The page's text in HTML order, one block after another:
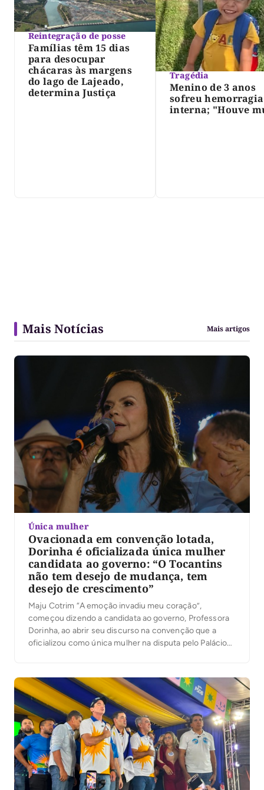
Reintegração de posse
Famílias têm 15 dias
para desocupar
chácaras às margens
do lago de Lajeado,
determina Justiça
Tragédia
Menino de 3 anos
sofreu hemorragia
interna; "Houve
Mais Notícias Mais artigos
Única mulher
Ovacionada em convenção lotada,
Dorinha é oficializada única mulher
candidata ao governo: “O Tocantins
não tem desejo de mudança, tem
desejo de crescimento”
Maju Cotrim “A emoção invadiu meu coração”,
começou dizendo a candidata ao governo, Professora
Dorinha, ao abrir seu discurso na convenção que a
oficializou como única mulher na disputa pelo Palácio
a filha da dona Consuelo e do seu Antônio, […]